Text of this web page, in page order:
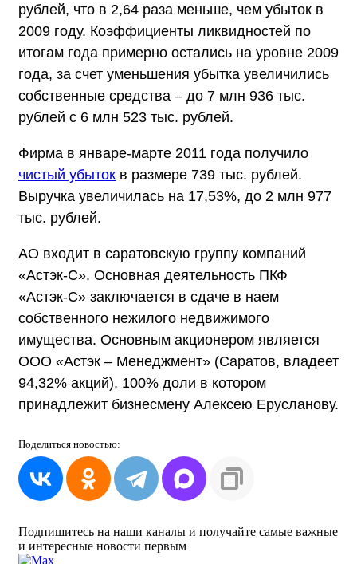
рублей, что в 2,64 раза меньше, чем убыток в
2009 году. Коэффициенты ликвидностей по
итогам года примерно остались на уровне 2009
года, за счет уменьшения убытка увеличились
собственные средства – до 7 млн 936 тыс.
рублей с 6 млн 523 тыс. рублей.
Фирма в январе-марте 2011 года получило
чистый убыток в размере 739 тыс. рублей.
Выручка увеличилась на 17,53%, до 2 млн 977
тыс. рублей.
АО входит в саратовскую группу компаний
«Астэк-С». Основная деятельность ПКФ
«Астэк-С» заключается в сдаче в наем
собственного нежилого недвижимого
имущества. Основным акционером является
ООО «Астэк – Менеджмент» (Саратов, владеет
94,32% акций), 100% доли в котором
принадлежит бизнесмену Алексею Ерусланову.
Поделиться новостью:
Подпишитесь на наши каналы и получайте самые важные
и интересные новости первым